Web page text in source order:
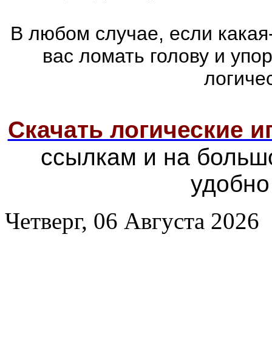
В любом случае, если
вас ломать голову и
Скачать логические
ссылкам и на
Четверг, 06 Августа 2026